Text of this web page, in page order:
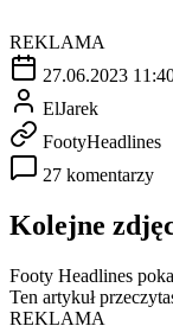
REKLAMA
27.06.2023
ElJarek
FootyHeadlines
27 komentarzy
Kolejne
Footy Headlines
Ten artykuł
REKLAMA